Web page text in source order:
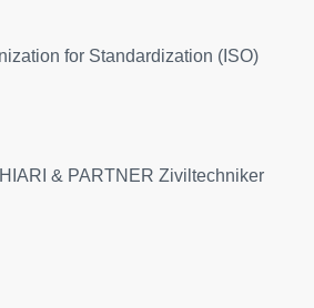
for Standardization (ISO)
& PARTNER Ziviltechniker